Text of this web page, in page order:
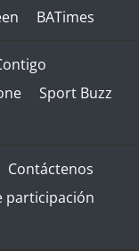
BATimes
Sport Buzz
Contáctenos
participación